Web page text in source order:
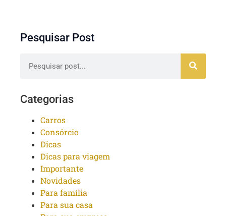
Pesquisar Post
Categorias
Carros
Consórcio
Dicas
Dicas para viagem
Importante
Novidades
Para família
Para sua casa